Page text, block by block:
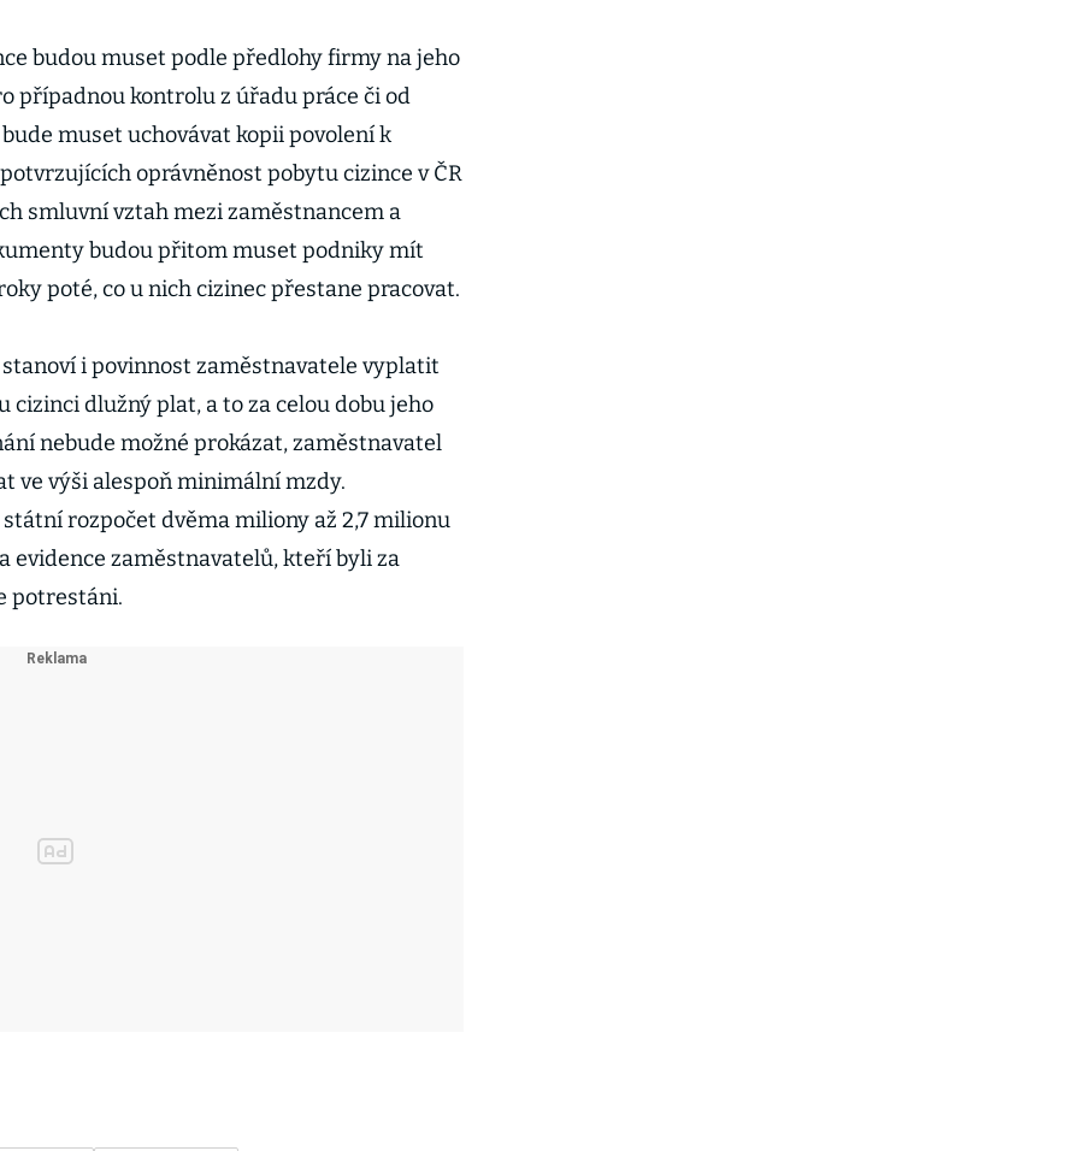
budou muset podle předlohy firmy na jeho
případnou kontrolu z úřadu práce či od
muset uchovávat kopii povolení k
oprávněnost pobytu cizince v ČR
smluvní vztah mezi zaměstnancem a
budou přitom muset podniky mít
poté, co u nich cizinec přestane pracovat.
i povinnost zaměstnavatele vyplatit
cizinci dlužný plat, a to za celou dobu jeho
nebude možné prokázat, zaměstnavatel
ve výši alespoň minimální mzdy.
rozpočet dvěma miliony až 2,7 milionu
evidence zaměstnavatelů, kteří byli za
potrestáni.